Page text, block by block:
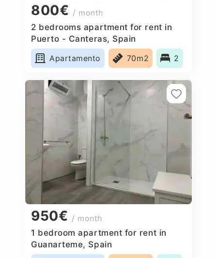
800€ / month
2 bedrooms apartment for rent in
Puerto - Canteras, Spain
Apartamento
70m2 2
950€ / month
1 bedroom apartment for rent in
Guanarteme, Spain